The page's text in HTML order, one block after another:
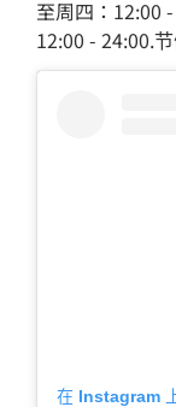
至周四：12:00
12:00 - 24:00.节
在 Instagram